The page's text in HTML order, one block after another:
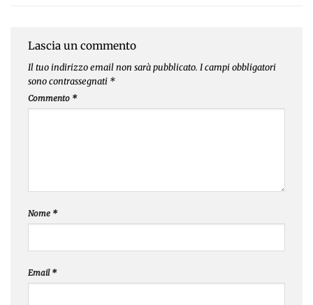
Lascia un commento
Il tuo indirizzo email non sarà pubblicato. I campi obbligatori
sono contrassegnati *
Commento *
Nome *
Email *